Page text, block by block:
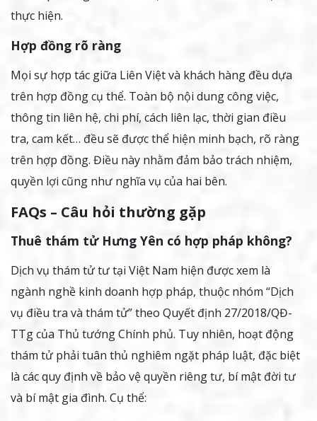
thực hiện.
Hợp đồng rõ ràng
Mọi sự hợp tác giữa Liên Việt và khách hàng đều dựa
trên hợp đồng cụ thể. Toàn bộ nội dung công việc,
thông tin liên hệ, chi phí, cách liên lạc, thời gian điều
tra, cam kết… đều sẽ được thể hiện minh bạch, rõ ràng
trên hợp đồng. Điều này nhằm đảm bảo trách nhiệm,
quyền lợi cũng như nghĩa vụ của hai bên.
FAQs – Câu hỏi thường gặp
Thuê thám tử Hưng Yên có hợp pháp không?
Dịch vụ thám tử tư tại Việt Nam hiện được xem là
ngành nghề kinh doanh hợp pháp, thuộc nhóm “Dịch
vụ điều tra và thám tử” theo Quyết định 27/2018/QĐ-
TTg của Thủ tướng Chính phủ. Tuy nhiên, hoạt động
thám tử phải tuân thủ nghiêm ngặt pháp luật, đặc biệt
là các quy định về bảo vệ quyền riêng tư, bí mật đời tư
và bí mật gia đình. Cụ thể: